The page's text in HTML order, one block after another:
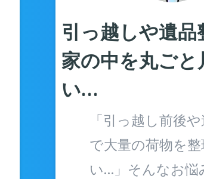
引っ越しや遺品
家の中を丸ごと
い…
「引っ越し前後
で大量の荷物を整
い…」そんなお悩